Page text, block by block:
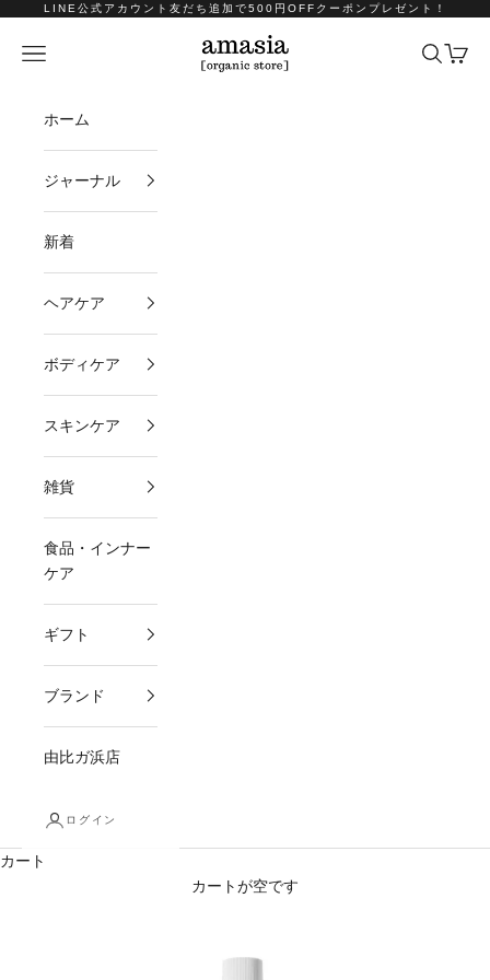
コンテンツへスキップ
LINE公式アカウント友だち追加で500円OFFクーポンプレゼント！
amasia organic store
メニュー 検索カート
ホーム
ジャーナル
新着
ヘアケア
ボディケア
スキンケア
雑貨
食品・インナー
ケア
ギフト
ブランド
由比ガ浜店
ログイン
カート
カートが空です